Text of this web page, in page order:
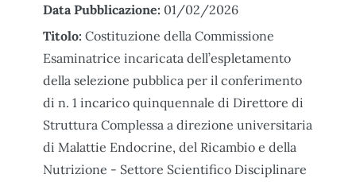
Data Pubblicazione: 01/02/2026
Titolo: Costituzione della Commissione
Esaminatrice incaricata dell’espletamento
della selezione pubblica per il conferimento
di n. 1 incarico quinquennale di Direttore di
Struttura Complessa a direzione universitaria
di Malattie Endocrine, del Ricambio e della
Nutrizione - Settore Scientifico Disciplinare